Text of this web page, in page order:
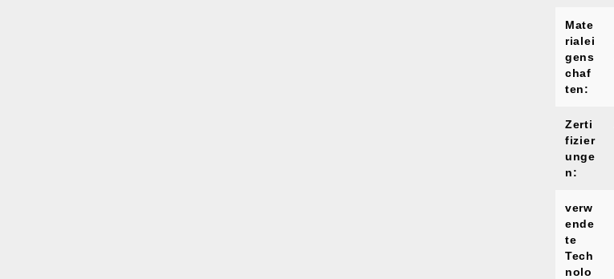
Mate
rialei
gens
chaf
ten:
Zerti
fizier
unge
n:
verw
ende
te
Tech
nolo